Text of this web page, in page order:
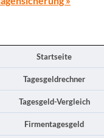
Startseite
Tagesgeldrechner
Tagesgeld-Vergleich
Firmentagesgeld